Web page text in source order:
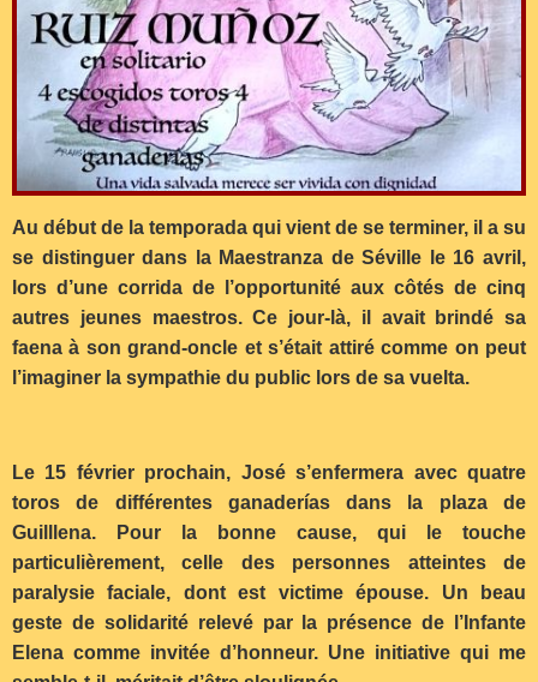
Au début de la temporada qui vient de se terminer, il a su
se distinguer dans la Maestranza de Séville le 16 avril,
lors d’une corrida de l’opportunité aux côtés de cinq
autres jeunes maestros. Ce jour-là, il avait brindé sa
faena à son grand-oncle et s’était attiré comme on peut
l’imaginer la sympathie du public lors de sa vuelta.
Le 15 février prochain, José s’enfermera avec quatre
toros de différentes ganaderías dans la plaza de
Guilllena. Pour la bonne cause, qui le touche
particulièrement, celle des personnes atteintes de
paralysie faciale, dont est victime épouse. Un beau
geste de solidarité relevé par la présence de l’Infante
Elena comme invitée d’honneur. Une initiative qui me